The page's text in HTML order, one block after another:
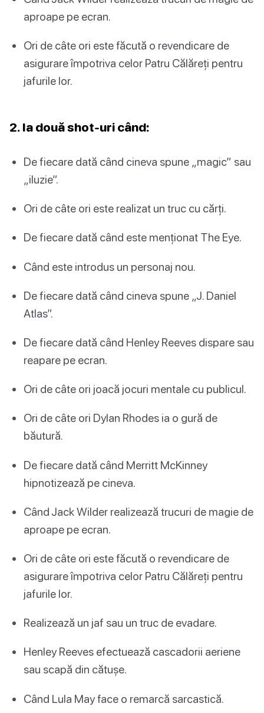
aproape pe ecran.
Ori de câte ori este făcută o revendicare de
asigurare împotriva celor Patru Călăreți pentru
jafurile lor.
2. Ia două shot-uri când:
De fiecare dată când cineva spune „magic” sau
„iluzie”.
Ori de câte ori este realizat un truc cu cărți.
De fiecare dată când este menționat The Eye.
Când este introdus un personaj nou.
De fiecare dată când cineva spune „J. Daniel
Atlas”.
De fiecare dată când Henley Reeves dispare sau
reapare pe ecran.
Ori de câte ori joacă jocuri mentale cu publicul.
Ori de câte ori Dylan Rhodes ia o gură de
băutură.
De fiecare dată când Merritt McKinney
hipnotizează pe cineva.
Când Jack Wilder realizează trucuri de magie de
aproape pe ecran.
Ori de câte ori este făcută o revendicare de
asigurare împotriva celor Patru Călăreți pentru
jafurile lor.
Realizează un jaf sau un truc de evadare.
Henley Reeves efectuează cascadorii aeriene
sau scapă din cătușe.
Când Lula May face o remarcă sarcastică.